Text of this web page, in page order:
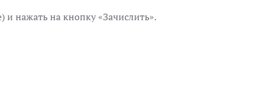
и нажать на кнопку «Зачислить».